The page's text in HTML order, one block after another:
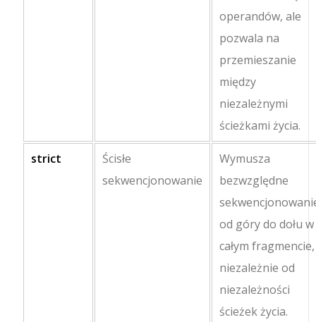
operandów, ale
pozwala na
przemieszanie
między
niezależnymi
ścieżkami życia.
strict
Ścisłe
sekwencjonowanie
Wymusza
bezwzględne
od góry do dołu w
całym fragmencie,
niezależnie od
niezależności
ścieżek życia.